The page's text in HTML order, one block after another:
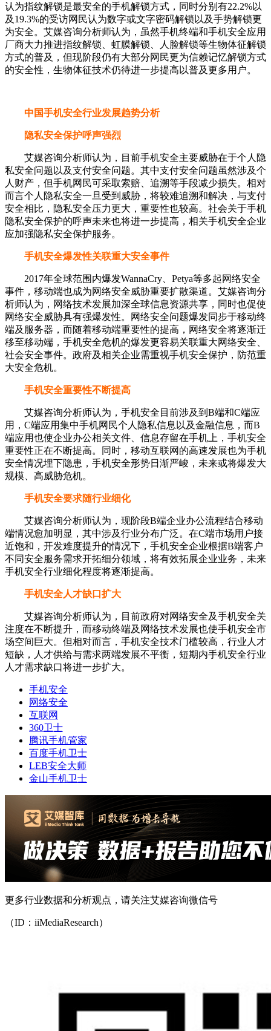
认为指纹解锁是最安全的手机解锁方式，同时分别有22.2%以
及19.3%的受访网民认为数字或文字密码解锁以及手势解锁更
为安全。艾媒咨询分析师认为，虽然手机终端和手机安全应用
厂商大力推进指纹解锁、虹膜解锁、人脸解锁等生物体征解锁
方式的普及，但现阶段仍有大部分网民更为信赖记忆解锁方式
的安全性，生物体征技术仍待进一步提高以普及更多用户。
中国手机安全行业发展趋势分析
隐私安全保护呼声强烈
艾媒咨询分析师认为，目前手机安全主要威胁在于个人隐
私安全问题以及支付安全问题。其中支付安全问题虽然涉及个
人财产，但手机网民可采取索赔、追溯等手段减少损失。相对
而言个人隐私安全一旦受到威胁，将较难追溯和解决，与支付
安全相比，隐私安全压力更大，重要性也较高。社会关于手机
隐私安全保护的呼声未来也将进一步提高，相关手机安全企业
应加强隐私安全保护服务。
手机安全爆发性关联重大安全事件
2017年全球范围内爆发WannaCry、Petya等多起网络安全
事件，移动端也成为网络安全威胁重要扩散渠道。艾媒咨询分
析师认为，网络技术发展加深全球信息资源共享，同时也促使
网络安全威胁具有强爆发性。网络安全问题爆发同步于移动终
端及服务器，而随着移动端重要性的提高，网络安全将逐渐迁
移至移动端，手机安全危机的爆发更容易关联重大网络安全、
社会安全事件。政府及相关企业需重视手机安全保护，防范重
大安全危机。
手机安全重要性不断提高
艾媒咨询分析师认为，手机安全目前涉及到B端和C端应
用，C端应用集中手机网民个人隐私信息以及金融信息，而B
端应用也使企业办公相关文件、信息存留在手机上，手机安全
重要性正在不断提高。同时，移动互联网的高速发展也为手机
安全情况埋下隐患，手机安全形势日渐严峻，未来或将爆发大
规模、高威胁危机。
手机安全要求随行业细化
艾媒咨询分析师认为，现阶段B端企业办公流程结合移动
端情况愈加明显，其中涉及行业分布广泛。在C端市场用户接
近饱和，开发难度提升的情况下，手机安全企业根据B端客户
不同安全服务需求开拓细分领域，将有效拓展企业业务，未来
手机安全行业细化程度将逐渐提高。
手机安全人才缺口扩大
艾媒咨询分析师认为，目前政府对网络安全及手机安全关
注度在不断提升，而移动终端及网络技术发展也使手机安全市
场空间巨大。但相对而言，手机安全技术门槛较高，行业人才
短缺，人才供给与需求两端发展不平衡，短期内手机安全行业
人才需求缺口将进一步扩大。
手机安全
网络安全
互联网
360卫士
腾讯手机管家
百度手机卫士
LEB安全大师
金山手机卫士
更多行业数据和分析观点，请关注艾媒咨询微信号
（ID：iiMediaResearch）